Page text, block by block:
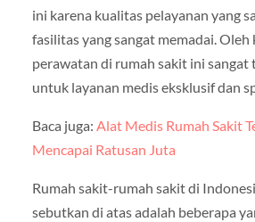
ini karena kualitas pelayanan yang
fasilitas yang sangat memadai. Oleh
perawatan di rumah sakit ini sangat
untuk layanan medis eksklusif dan
Baca juga: Alat Medis Rumah Sakit
Mencapai Ratusan Juta
Rumah sakit-rumah sakit di
sebutkan di atas adalah beberapa